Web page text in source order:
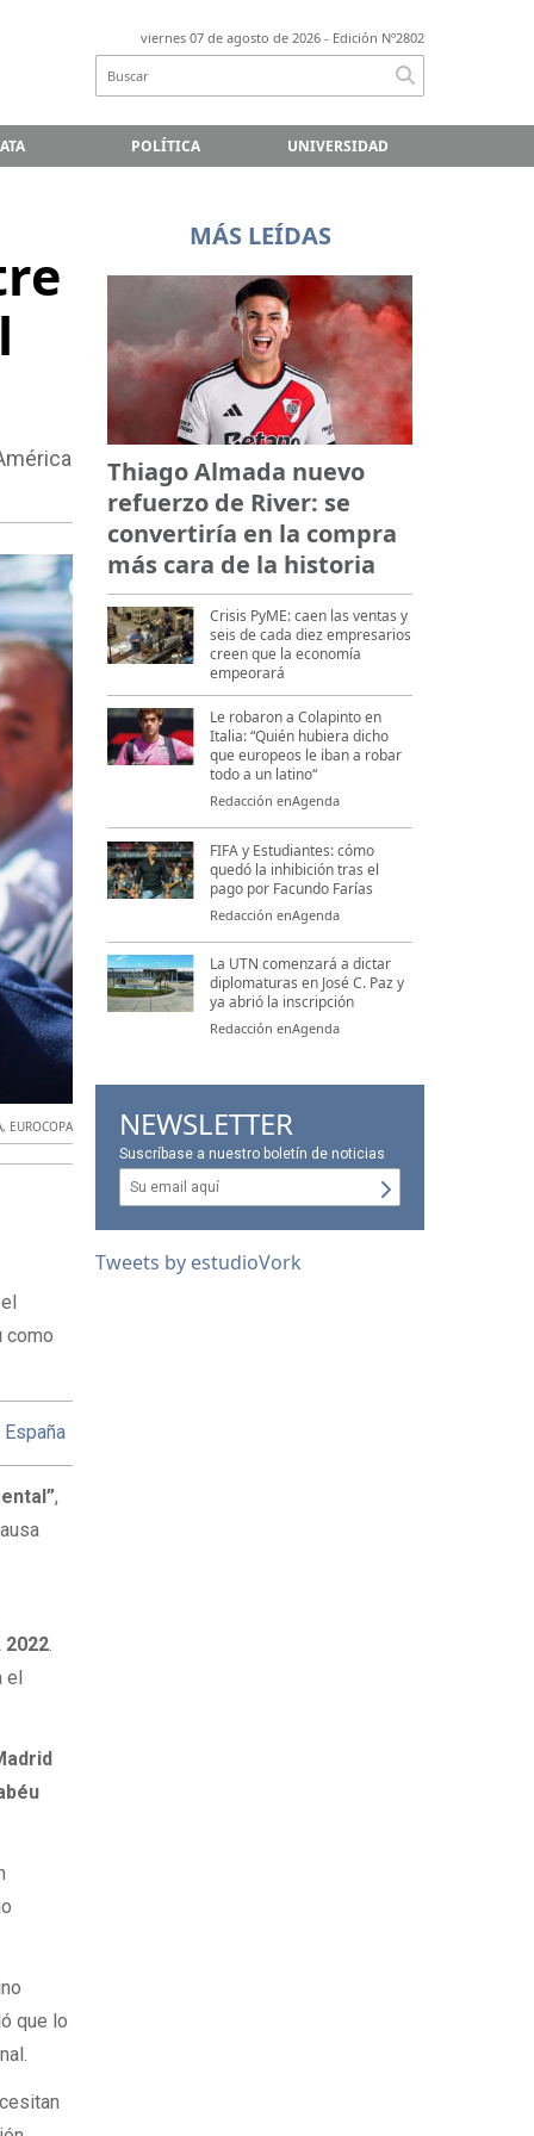
viernes 07 de agosto de 2026 - Edición Nº2802
POLÍTICA UNIVERSIDAD
, EUROCOPA
como
,
2022.
el
que lo
MÁS LEÍDAS
Thiago Almada nuevo
refuerzo de River: se
convertiría en la compra
más cara de la historia
Crisis PyME: caen las ventas y
seis de cada diez empresarios
creen que la economía
empeorará
Le robaron a Colapinto en
Italia: “Quién hubiera dicho
que europeos le iban a robar
todo a un latino“
Redacción enAgenda
FIFA y Estudiantes: cómo
quedó la inhibición tras el
pago por Facundo Farías
Redacción enAgenda
La UTN comenzará a dictar
diplomaturas en José C. Paz y
ya abrió la inscripción
Redacción enAgenda
NEWSLETTER
Suscríbase a nuestro boletín de noticias
Tweets by estudioVork